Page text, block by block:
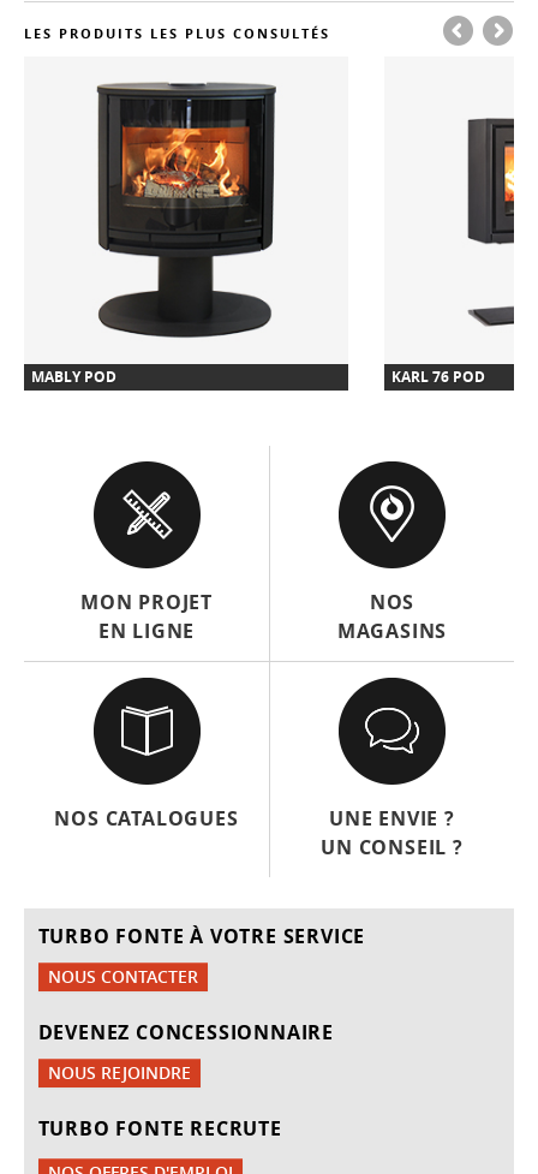
LES PRODUITS LES PLUS CONSULTÉS
MABLY POD KARL 76 POD
MON PROJET
EN LIGNE
NOS
MAGASINS
NOS CATALOGUES
UNE ENVIE ?
UN CONSEIL ?
TURBO FONTE À VOTRE SERVICE
NOUS CONTACTER
DEVENEZ CONCESSIONNAIRE
NOUS REJOINDRE
TURBO FONTE RECRUTE